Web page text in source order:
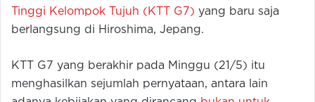
Tinggi Kelompok Tujuh (KTT G7) yang baru saja
berlangsung di Hiroshima, Jepang.
KTT G7 yang berakhir pada Minggu (21/5) itu
menghasilkan sejumlah pernyataan, antara lain